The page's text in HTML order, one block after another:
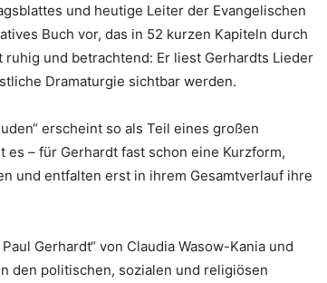
und heutige Leiter der Evangelischen
Buch vor, das in 52 kurzen Kapiteln durch
und betrachtend: Er liest Gerhardts Lieder
Dramaturgie sichtbar werden.
erscheint so als Teil eines großen
– für Gerhardt fast schon eine Kurzform,
und entfalten erst in ihrem Gesamtverlauf ihre
Gerhardt“ von Claudia Wasow-Kania und
den politischen, sozialen und religiösen